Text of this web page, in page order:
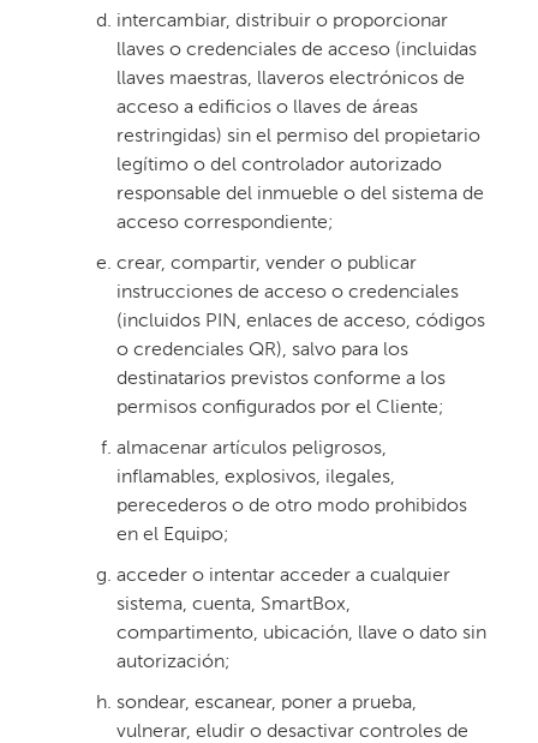
intercambiar, distribuir o proporcionar
llaves o credenciales de acceso (incluidas
llaves maestras, llaveros electrónicos de
acceso a edificios o llaves de áreas
restringidas) sin el permiso del propietario
legítimo o del controlador autorizado
responsable del inmueble o del sistema de
acceso correspondiente;
crear, compartir, vender o publicar
instrucciones de acceso o credenciales
(incluidos PIN, enlaces de acceso, códigos
o credenciales QR), salvo para los
destinatarios previstos conforme a los
permisos configurados por el Cliente;
almacenar artículos peligrosos,
inflamables, explosivos, ilegales,
perecederos o de otro modo prohibidos
en el Equipo;
acceder o intentar acceder a cualquier
sistema, cuenta, SmartBox,
compartimento, ubicación, llave o dato sin
autorización;
sondear, escanear, poner a prueba,
vulnerar, eludir o desactivar controles de